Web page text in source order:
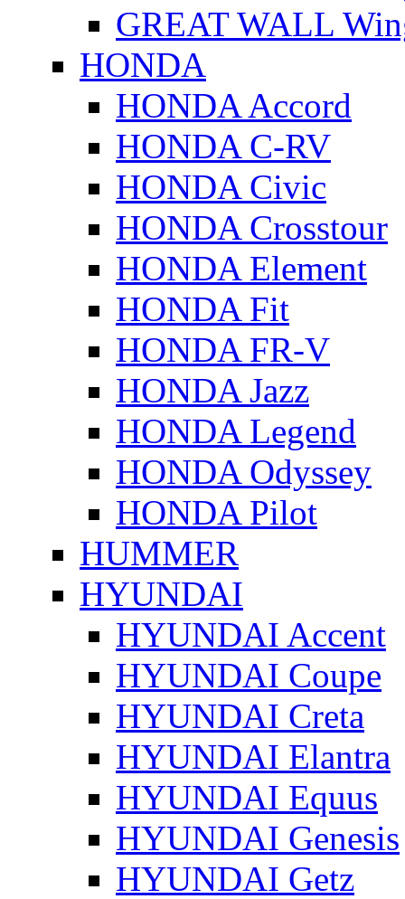
GREAT WALL
HONDA
HONDA Accord
HONDA C-RV
HONDA Civic
HONDA Crosstour
HONDA Element
HONDA Fit
HONDA FR-V
HONDA Jazz
HONDA Legend
HONDA Odyssey
HONDA Pilot
HUMMER
HYUNDAI
HYUNDAI Accent
HYUNDAI Coupe
HYUNDAI Creta
HYUNDAI Elantra
HYUNDAI Equus
HYUNDAI Genesis
HYUNDAI Getz